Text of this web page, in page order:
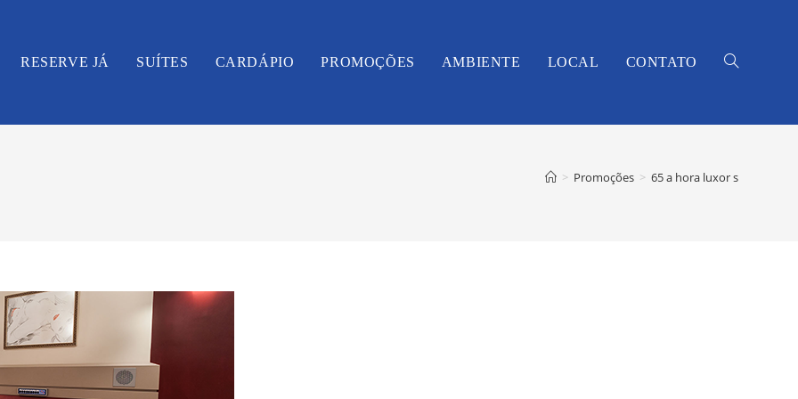
RESERVE JÁ SUÍTES CARDÁPIO PROMOÇÕES AMBIENTE LOCAL CONTATO Alternar
> Promoções > 65 a hora luxor s